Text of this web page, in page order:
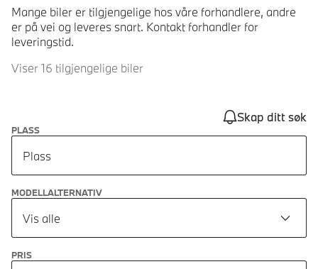
Mange biler er tilgjengelige hos våre forhandlere, andre
er på vei og leveres snart. Kontakt forhandler for
leveringstid.
Viser 16 tilgjengelige biler
Skap ditt søk
PLASS
Plass
MODELLALTERNATIV
Vis alle
PRIS